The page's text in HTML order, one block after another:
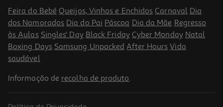
PVP de editor
16,20 €
Feira do Bebé Queijos, Vinhos e Enchidos Carnaval Dia
dos Namorados Dia do Pai Páscoa Dia da Mãe Regresso
às Aulas Singles' Day Black Friday Cyber Monday Natal
Boxing Days Samsung Unpacked After Hours Vida
saudável
Informação de recolha de produto.